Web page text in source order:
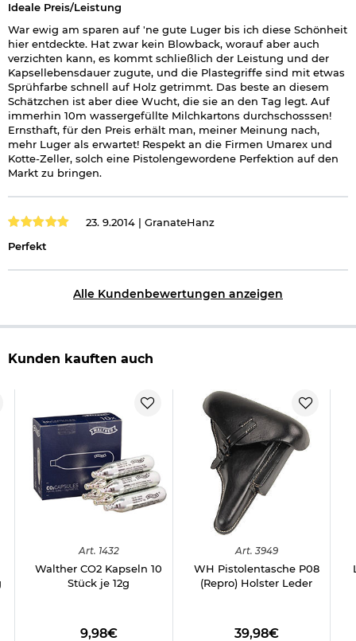
Ideale Preis/Leistung
War ewig am sparen auf 'ne gute Luger bis ich diese Schönheit
hier entdeckte. Hat zwar kein Blowback, worauf aber auch
verzichten kann, es kommt schließlich der Leistung und der
Kapsellebensdauer zugute, und die Plastegriffe sind mit etwas
Sprühfarbe schnell auf Holz getrimmt. Das beste an diesem
Schätzchen ist aber diee Wucht, die sie an den Tag legt. Auf
immerhin 10m wassergefüllte Milchkartons durchschosssen!
Ernsthaft, für den Preis erhält man, meiner Meinung nach,
mehr Luger als erwartet! Respekt an die Firmen Umarex und
Kotte-Zeller, solch eine Pistolengewordene Perfektion auf den
Markt zu bringen.
23. 9.2014 | GranateHanz
Perfekt
Alle Kundenbewertungen anzeigen
Kunden kauften auch
Art. 1432
Walther CO2 Kapseln 10
Stück je 12g
9,98€
Art. 3949
WH Pistolentasche P08
(Repro) Holster Leder
39,98€